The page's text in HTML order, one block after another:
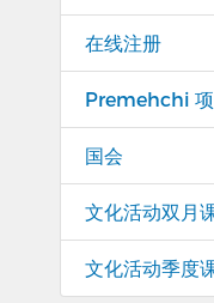
在线注册
Premehchi 项
国会
文化活动双月
文化活动季度